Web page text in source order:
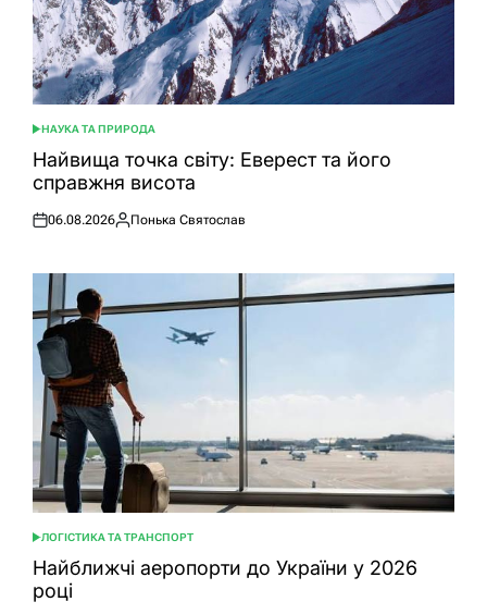
ОПУБЛІКУВАТИ
У
НАУКА ТА ПРИРОДА
Найвища точка світу: Еверест та його
справжня висота
Оприлюднено
06.08.2026
Опубліковано
Понька Святослав
ОПУБЛІКУВАТИ
У
ЛОГІСТИКА ТА ТРАНСПОРТ
Найближчі аеропорти до України у 2026
році